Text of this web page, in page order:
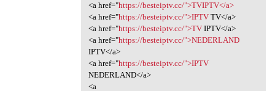
<a href="https://besteiptv.cc/">TVIPTV</a>
<a href="https://besteiptv.cc/">IPTVTV</a>
<a href="https://besteiptv.cc/">TVIPTV</a>
<a href="https://besteiptv.cc/">NEDERLAND
IPTV</a>
<a href="https://besteiptv.cc/">IPTV
NEDERLAND</a>
<a